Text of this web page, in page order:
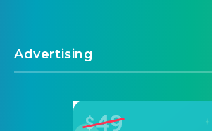
Advertising